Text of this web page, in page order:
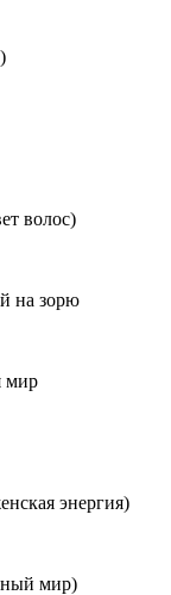
волос)
на зорю
мир
энергия)
мир)